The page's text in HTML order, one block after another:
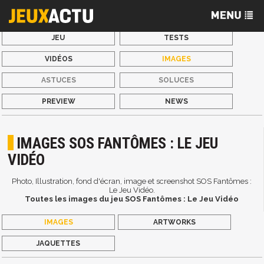
JEU TESTS
VIDÉOS IMAGES
ASTUCES SOLUCES
PREVIEW NEWS
IMAGES SOS FANTÔMES : LE JEU
VIDÉO
Photo, Illustration, fond d'écran, image et screenshot SOS Fantômes :
Le Jeu Vidéo.
Toutes les images du jeu SOS Fantômes : Le Jeu Vidéo
IMAGES ARTWORKS
JAQUETTES